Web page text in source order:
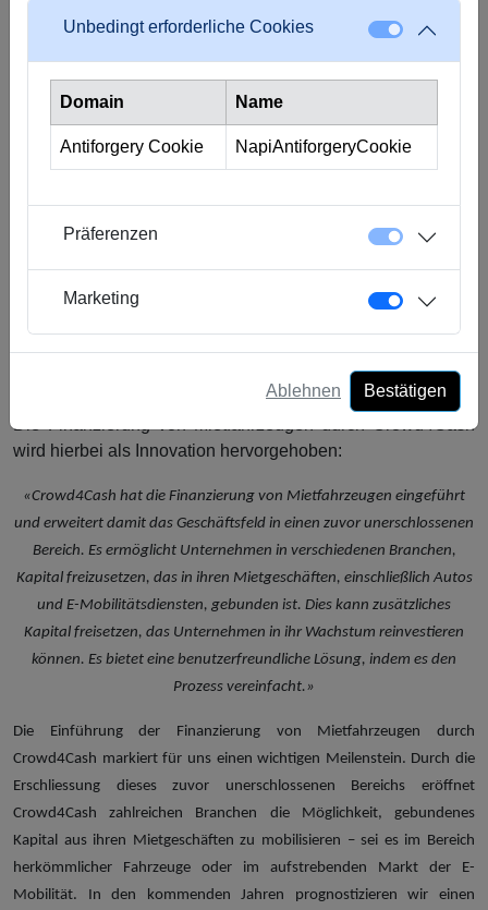
und Produkte weiter zu optimieren, damit wir unseren
Investoren stets die beste Lösung anbieten können.
Innovationen
Wandel und hat in der Vergangenheit zahlreiche
Innovationen hervorgebracht. Diese Neuerungen trugen
maßgeblich dazu bei, dass dieser Markt seit 2016 eine
beeindruckende Expansion erlebt hat. Die verschiedenen
Innovationen werden in diesem Bericht in drei Kategorien
unterteilt: Steigerung der Effizienz, Nachhaltige
Finanzierung und Vergrösserung des Ökosystems.
Die Finanzierung von Mietfahrzeugen durch Crowd4Cash
wird hierbei als Innovation hervorgehoben:
«Crowd4Cash hat die Finanzierung von Mietfahrzeugen eingeführt
und erweitert damit das Geschäftsfeld in einen zuvor unerschlossenen
Bereich. Es ermöglicht Unternehmen in verschiedenen Branchen,
Kapital freizusetzen, das in ihren Mietgeschäften, einschließlich Autos
und E-Mobilitätsdiensten, gebunden ist. Dies kann zusätzliches
Kapital freisetzen, das Unternehmen in ihr Wachstum reinvestieren
können. Es bietet eine benutzerfreundliche Lösung, indem es den
Prozess vereinfacht.»
Die Einführung der Finanzierung von Mietfahrzeugen durch
Crowd4Cash markiert für uns einen wichtigen Meilenstein. Durch die
Erschliessung dieses zuvor unerschlossenen Bereichs eröffnet
Crowd4Cash zahlreichen Branchen die Möglichkeit, gebundenes
Kapital aus ihren Mietgeschäften zu mobilisieren – sei es im Bereich
herkömmlicher Fahrzeuge oder im aufstrebenden Markt der E-
Mobilität. In den kommenden Jahren prognostizieren wir einen
Unbedingt erforderliche Cookies
Domain Name
Antiforgery Cookie NapiAntiforgeryCookie
Präferenzen
Marketing
Ablehnen Bestätigen